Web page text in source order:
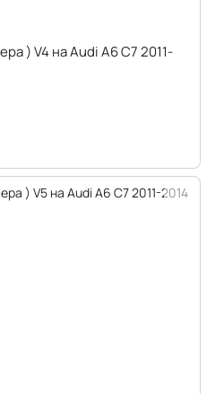
) V4 на Audi A6 C7 2011-